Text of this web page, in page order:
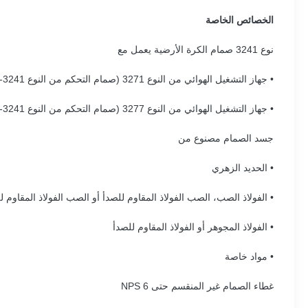
الخصائص الخاصة
نوع 3241 صمام الكرة الأرضية يعمل مع
• جهاز التشغيل الهوائي من النوع 3271 (صمام التحكم من النوع 3241-1)
• جهاز التشغيل الهوائي من النوع 3277 (صمام التحكم من النوع 3241-7)
جسد الصمام مصنوع من
• الحديد الزهري
• الفولاذ الصب، الصب الفولاذ المقاوم للصدأ أو الصب الفولاذ المقاوم
• الفولاذ المجوهر أو الفولاذ المقاوم للصدأ
• مواد خاصة
غطاء الصمام غير المنقسم حتى NPS 6